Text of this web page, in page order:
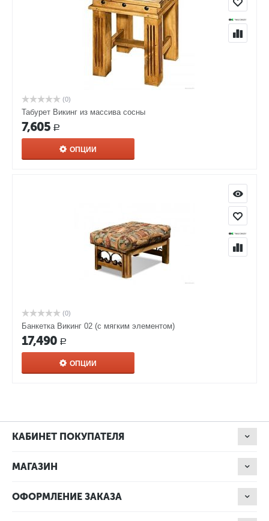
(0)
Табурет Викинг из массива сосны
7,605 Р
ОПЦИИ
(0)
Банкетка Викинг 02 (с мягким элементом)
17,490 Р
ОПЦИИ
КАБИНЕТ ПОКУПАТЕЛЯ
МАГАЗИН
ОФОРМЛЕНИЕ ЗАКАЗА